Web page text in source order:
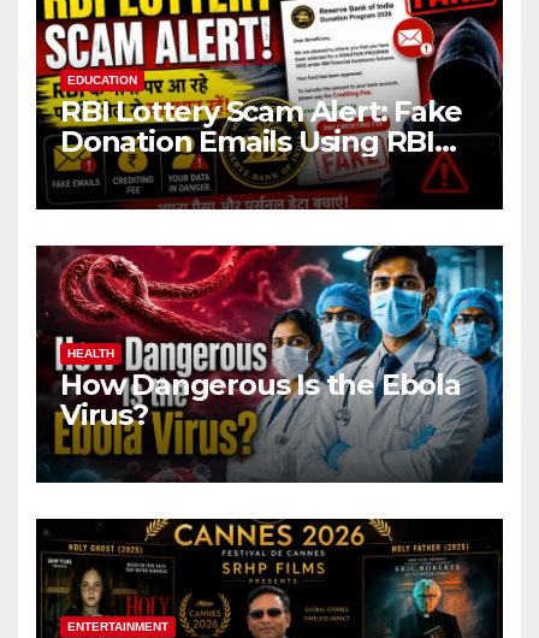
EDUCATION
RBI Lottery Scam Alert: Fake
Donation Emails Using RBI
Name Target Indian Users
HEALTH
How Dangerous Is the Ebola
Virus?
ENTERTAINMENT